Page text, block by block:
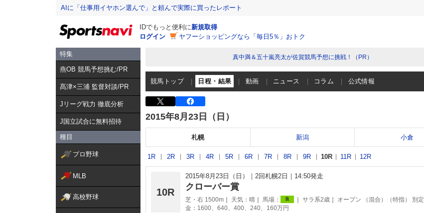
AIに「仕事用イヤホン選んで」と頼んで実際に買ったレポート
IDでもっと便利に新規取得
ログイン
ヤフーショッピングなら「毎日5％」おトク
特集
燕OB 競馬予想挑む/PR
髙津×三浦 監督対談/PR
Jリーグ戦力 徹底分析
J国立試合に無料招待
種目
プロ野球
MLB
高校野球
真中満＆五十嵐亮太が佐賀競馬予想に挑戦！（PR）
競馬トップ 日程・結果 動画 ニュース コラム 公式情報
2015年8月23日（日）
札幌 新潟 小倉
1R 2R 3R 4R 5R 6R 7R 8R 9R 10R 11R 12R
10R
2015年8月23日（日） 2回札幌2日 14:50発走
クローバー賞
芝・右 1500m 天気： 晴 馬場： 良 サラ系2歳 オープン （混合）（特指） 別定
金：1600、640、400、240、160万円